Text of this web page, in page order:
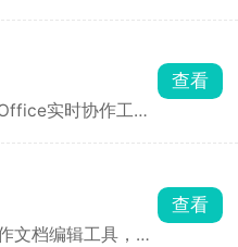
供自动边缘检测、
功能，确保扫描内
批量扫描，提升效
简便、扫描清晰、
实时协作工
限分级、毫秒级自
就能写，适合个人
、企业知识库。协
论，无需切到会议
查看
文档编辑工具，支
查看